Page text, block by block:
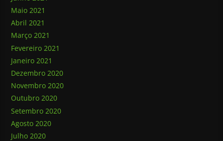
Maio 2021
Abril 2021
Março 2021
Fevereiro 2021
Janeiro 2021
Dezembro 2020
Novembro 2020
Outubro 2020
Setembro 2020
Agosto 2020
Julho 2020